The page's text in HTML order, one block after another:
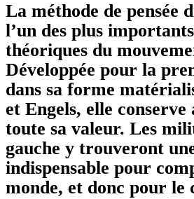
La méthode de pensée
l’un des plus
théoriques du
Développée pour la
dans sa forme
et Engels, elle
toute sa valeur. Les
gauche y trouveront
indispensable pour
monde, et donc pour le